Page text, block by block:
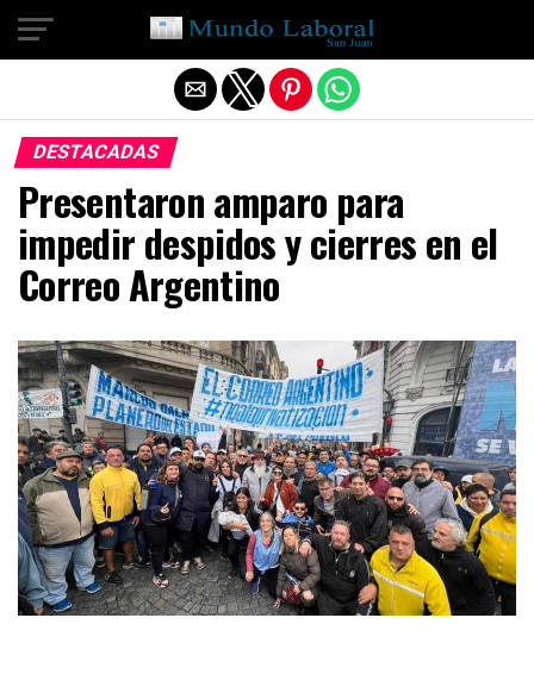
DESTACADAS
Presentaron amparo para
impedir despidos y cierres en el
Correo Argentino
Salir de la versión móvil